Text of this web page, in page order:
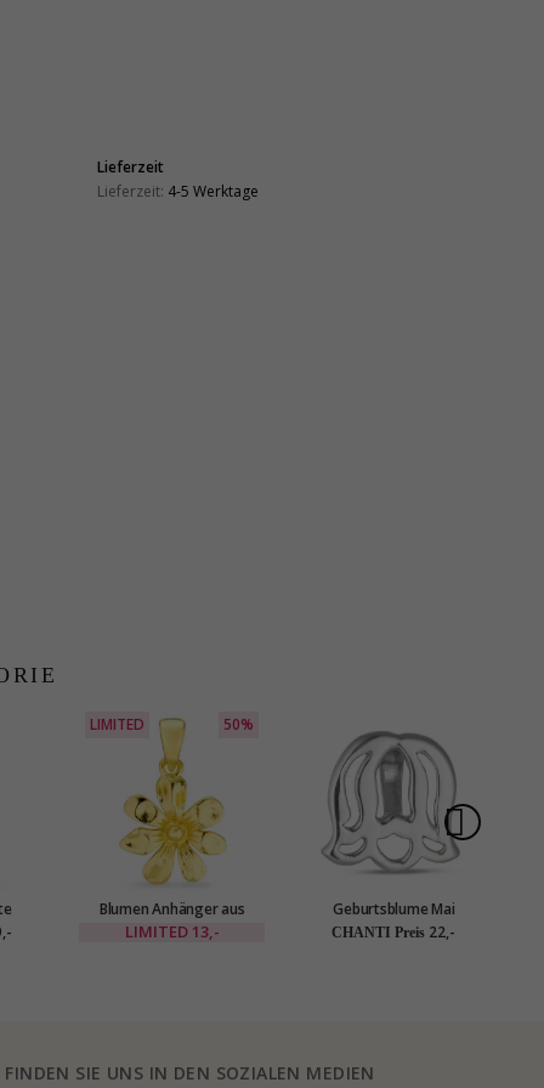
Lieferzeit
Lieferzeit: 4-5 Werktage
LIMITED 50%
Blumen Anhänger aus
vergoldetes Messing - Eliné
LIMITED 13,-
Geburtsblume Mai
Maiglöckchen Anhänger
CHANTI Preis 22,-
FINDEN SIE UNS IN DEN SOZIALEN MEDIEN